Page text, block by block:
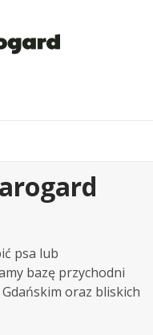
psa lub
bazę przychodni
oraz bliskich